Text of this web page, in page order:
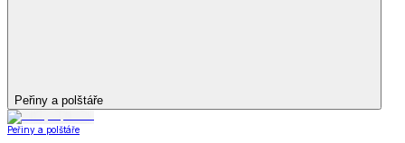
Peřiny a polštáře
Peřiny a polštáře